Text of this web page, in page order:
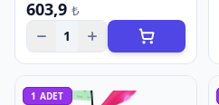
603,9 ₺
1
1 ADET